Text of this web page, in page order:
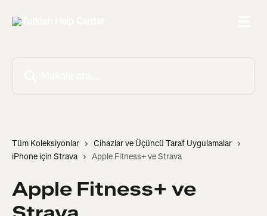
Tüm Koleksiyonlar
Cihazlar ve Üçüncü Taraf Uygulamalar
iPhone için Strava
Apple Fitness+ ve Strava
Apple Fitness+ ve